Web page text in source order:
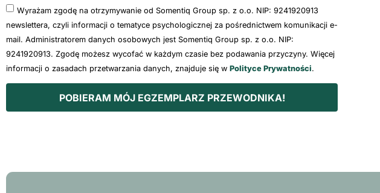
Wyrażam zgodę na otrzymywanie od Somentiq Group sp. z o.o. NIP: 9241920913
newslettera, czyli informacji o tematyce psychologicznej za pośrednictwem komunikacji e-
mail. Administratorem danych osobowych jest Somentiq Group sp. z o.o. NIP:
9241920913. Zgodę możesz wycofać w każdym czasie bez podawania przyczyny. Więcej
informacji o zasadach przetwarzania danych, znajduje się w Polityce Prywatności.
POBIERAM MÓJ EGZEMPLARZ PRZEWODNIKA!